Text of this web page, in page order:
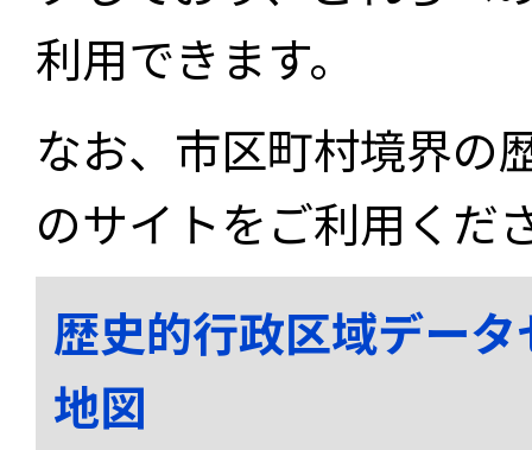
利用できます。
なお、市区町村境界の
のサイトをご利用くだ
歴史的行政区域デー
地図